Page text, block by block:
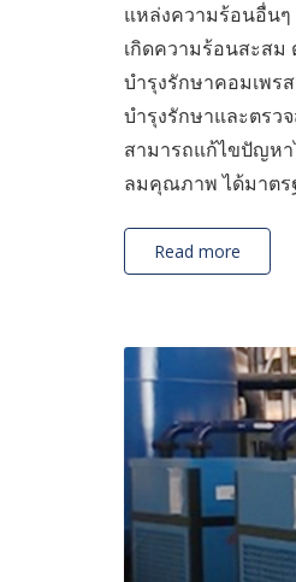
แหล่งความร้อนอื่นๆ
เกิดความร้อนสะสม
บำรุงรักษาคอมเพร
บำรุงรักษาและตร
สามารถแก้ไขปัญห
ลมคุณภาพ ได้มาตร
Read more